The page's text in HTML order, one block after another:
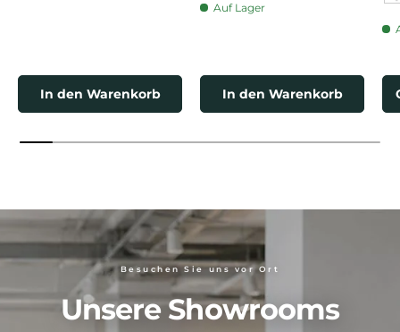
In den Warenkorb
Auf Lager
In den Warenkorb
Besuchen Sie uns vor Ort
Unsere Showrooms